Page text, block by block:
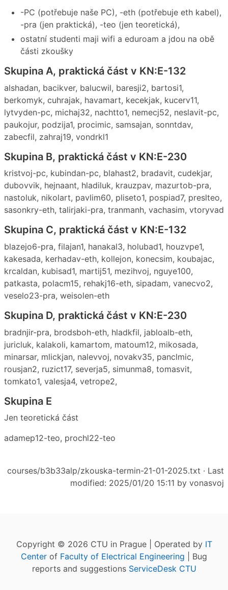
-PC (potřebuje naše PC), -eth (potřebuje eth kabel),
-pra (jen praktická), -teo (jen teoretická),
ostatní studenti maji wifi a eduroam a jdou na obě
části zkoušky
Skupina A, praktická část v KN:E-132
alshadan, bacikver, balucwil, baresji2, bartosi1,
berkomyk, cuhrajak, havamart, kecekjak, kucerv11,
lytvyden-pc, michaj32, nachtto1, nemecj52, neslavit-pc,
paukojur, podzija1, procimic, samsajan, sonntdav,
zabecfil, zahraj19, vondrkl1
Skupina B, praktická část v KN:E-230
kristvoj-pc, kubindan-pc, blahast2, bradavit, cudekjar,
dubovvik, hejnaant, hladiluk, krauzpav, mazurtob-pra,
nastoluk, nikolart, pavlim60, pliseto1, pospiad7, preslteo,
sasonkry-eth, talirjaki-pra, tranmanh, vachasim, vtoryvad
Skupina C, praktická část v KN:E-132
blazejo6-pra, filajan1, hanakal3, holubad1, houzvpe1,
kakesada, kerhadav-eth, kollejon, konecsim, koubajac,
krcaldan, kubisad1, martij51, mezihvoj, nguye100,
patkasta, polacm15, rehakj16-eth, sipadam, vanecvo2,
veselo23-pra, weisolen-eth
Skupina D, praktická část v KN:E-230
bradnjir-pra, brodsboh-eth, hladkfil, jabloalb-eth,
juricluk, kalakoli, kamartom, matoum12, mikosada,
minarsar, mlickjan, nalevvoj, novakv35, panclmic,
rousjan2, ruzict17, severja5, simunma8, tomasvit,
tomkato1, valesja4, vetrope2,
Skupina E
Jen teoretická část
adamep12-teo, prochl22-teo
courses/b3b33alp/zkouska-termin-21-01-2025.txt · Last
modified: 2025/01/20 15:11 by vonasvoj
Copyright © 2026 CTU in Prague | Operated by IT
Center of Faculty of Electrical Engineering | Bug
reports and suggestions ServiceDesk CTU